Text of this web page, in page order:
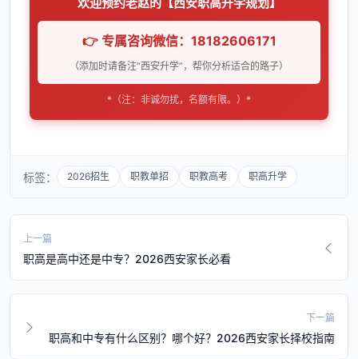
👉 专属咨询微信：18182606171
（添加时请备注“西安升学”，帮你分析适合的路子）
*（注：非诚勿扰，名额有限。）*
标签： 2026招生 职教单招 职教高考 职高升学
上一篇
职高是高中还是中专？2026西安家长必看
下一篇
职高和中专有什么区别？哪个好？2026西安家长择校指南